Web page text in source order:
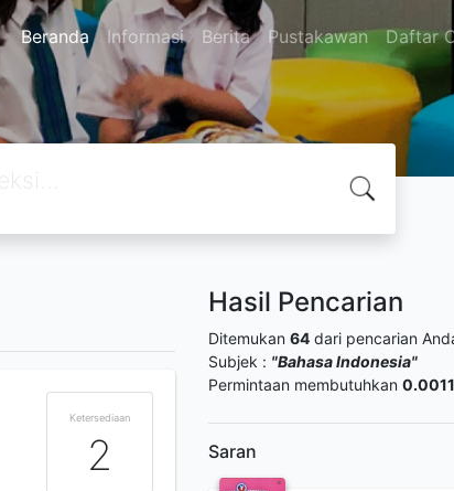
Beranda Informasi Berita Pustakawan Daftar
Ketersediaan
2
Hasil Pencarian
Ditemukan 64 dari pencarian
Subjek : "Bahasa Indonesia"
Permintaan membutuhkan
Saran